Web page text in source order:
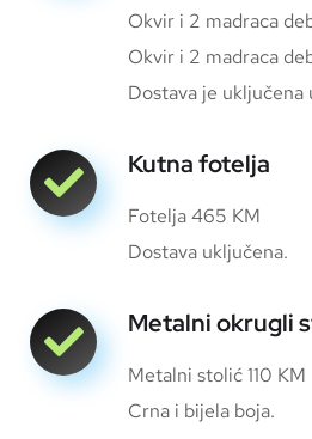
Okvir i 2 madraca
Okvir i 2 madraca
Dostava je uključena
Kutna fotelja
Fotelja 465 KM
Dostava uključena.
Metalni okrugli
Metalni stolić 110 KM
Crna i bijela boja.